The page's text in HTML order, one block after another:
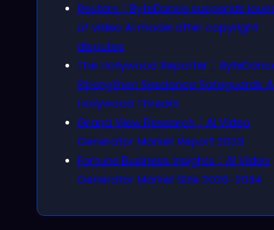
Reuters：ByteDance suspends
of video AI model after copyright
disputes
The Hollywood Reporter：
Strengthen Seedance Safeguards
Hollywood Threats
Grand View Research：AI Video
Generator Market Report 2033
Fortune Business Insights：AI Video
Generator Market Size 2026-2034